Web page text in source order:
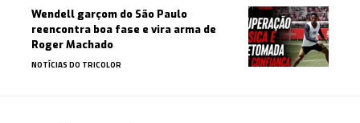
Wendell garçom do São Paulo
reencontra boa fase e vira arma de
Roger Machado
NOTÍCIAS DO TRICOLOR